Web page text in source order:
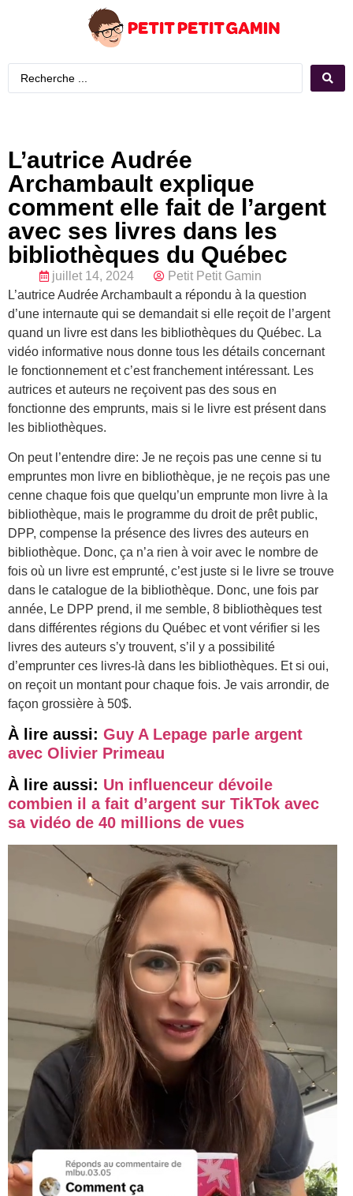
L’autrice Audrée
Archambault explique
comment elle fait de l’argent
avec ses livres dans les
bibliothèques du Québec
juillet 14, 2024
Petit Petit Gamin
L’autrice Audrée Archambault a répondu à la question
d’une internaute qui se demandait si elle reçoit de l’argent
quand un livre est dans les bibliothèques du Québec. La
vidéo informative nous donne tous les détails concernant
le fonctionnement et c’est franchement intéressant. Les
autrices et auteurs ne reçoivent pas des sous en
fonctionne des emprunts, mais si le livre est présent dans
les bibliothèques.
On peut l’entendre dire: Je ne reçois pas une cenne si tu
empruntes mon livre en bibliothèque, je ne reçois pas une
cenne chaque fois que quelqu’un emprunte mon livre à la
bibliothèque, mais le programme du droit de prêt public,
DPP, compense la présence des livres des auteurs en
bibliothèque. Donc, ça n’a rien à voir avec le nombre de
fois où un livre est emprunté, c’est juste si le livre se trouve
dans le catalogue de la bibliothèque. Donc, une fois par
année, Le DPP prend, il me semble, 8 bibliothèques test
dans différentes régions du Québec et vont vérifier si les
livres des auteurs s’y trouvent, s’il y a possibilité
d’emprunter ces livres-là dans les bibliothèques. Et si oui,
on reçoit un montant pour chaque fois. Je vais arrondir, de
façon grossière à 50$.
À lire aussi: Guy A Lepage parle argent
avec Olivier Primeau
À lire aussi: Un influenceur dévoile
combien il a fait d’argent sur TikTok avec
sa vidéo de 40 millions de vues